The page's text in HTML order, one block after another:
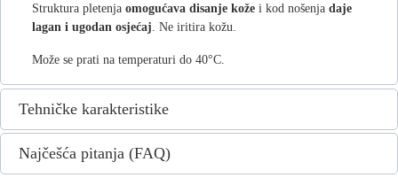
Struktura pletenja omogućava disanje kože i kod nošenja daje
lagan i ugodan osjećaj . Ne iritira kožu.
Može se prati na temperaturi do 40°C.
Tehničke karakteristike
Najčešća pitanja (FAQ)